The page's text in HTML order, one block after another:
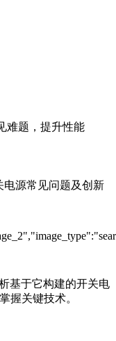
难题，提升性能
电源常见问题及创新
基于它构建的开关电
握关键技术。